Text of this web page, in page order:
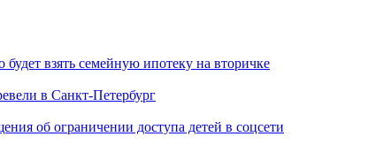
взять семейную ипотеку на вторичке
в Санкт-Петербург
об ограничении доступа детей в соцсети